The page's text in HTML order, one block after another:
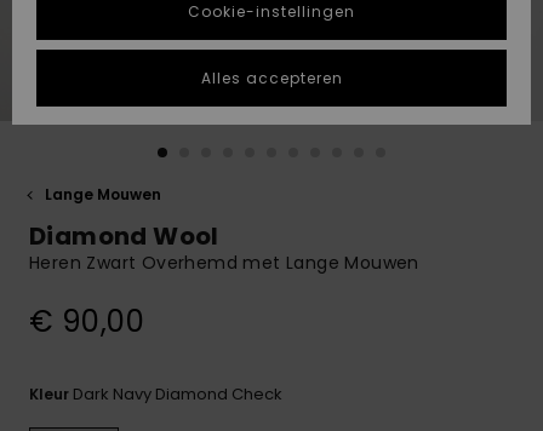
Highlights
Highlights
gesprek om het
snelste
vraag te
krijgen.
antwoorden op
de meest
bekijken
DUURZAAMHEID
STORE LOCATOR
VERLANGLIJST
Lange Mouwen
Diamond Wool
Heren Zwart Overhemd met Lange Mouwen
€ 90,00
Kleur Dark Navy Diamond Check
Cookie-instellingen
Alles accepteren